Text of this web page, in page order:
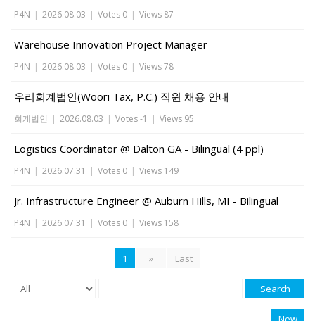
P4N | 2026.08.03 | Votes 0 | Views 87
Warehouse Innovation Project Manager
P4N | 2026.08.03 | Votes 0 | Views 78
우리회계법인(Woori Tax, P.C.) 직원 채용 안내
회계법인 | 2026.08.03 | Votes -1 | Views 95
Logistics Coordinator @ Dalton GA - Bilingual (4 ppl)
P4N | 2026.07.31 | Votes 0 | Views 149
Jr. Infrastructure Engineer @ Auburn Hills, MI - Bilingual
P4N | 2026.07.31 | Votes 0 | Views 158
1 » Last
Search